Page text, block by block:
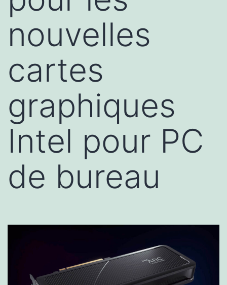
nouvelles
cartes
graphiques
Intel pour PC
de bureau